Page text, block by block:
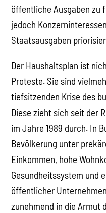
öffentliche Ausgaben zu
jedoch
Staatsausgaben
Der Haushaltsplan ist
Proteste. Sie sind
tiefsitzenden Krise des
Diese zieht sich seit der
im Jahre 1989 durch. In
Bevölkerung unter
Einkommen, hohe
Gesundheitssystem und
öffentlicher
zunehmend in die Armut